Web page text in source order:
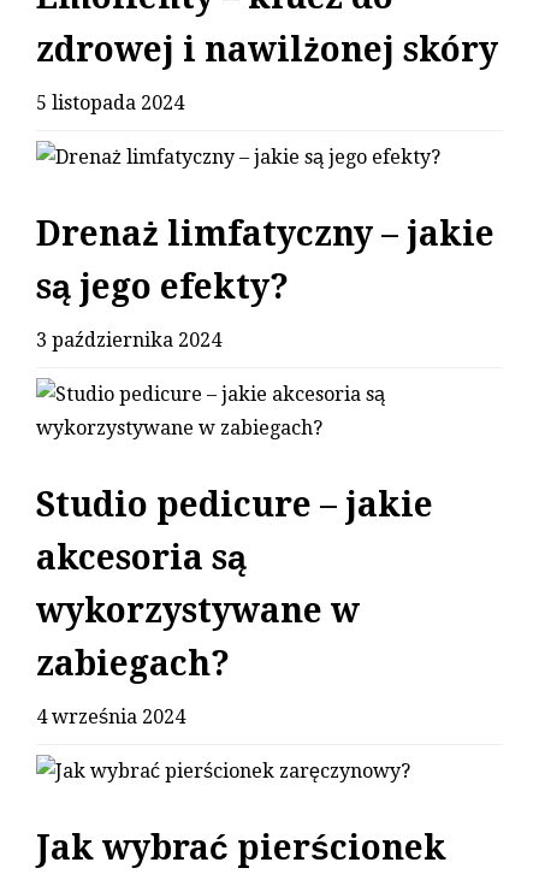
zdrowej i nawilżonej skóry
5 listopada 2024
Drenaż limfatyczny – jakie
są jego efekty?
3 października 2024
Studio pedicure – jakie
akcesoria są
wykorzystywane w
zabiegach?
4 września 2024
Jak wybrać pierścionek